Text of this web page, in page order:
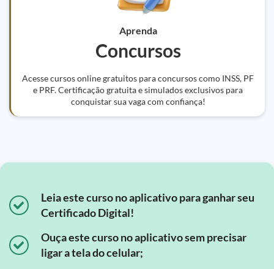
Aprenda
Concursos
Acesse cursos online gratuitos para concursos como INSS, PF
e PRF. Certificação gratuita e simulados exclusivos para
conquistar sua vaga com confiança!
Leia este curso no aplicativo para ganhar seu
Certificado Digital!
Ouça este curso no aplicativo sem precisar
ligar a tela do celular;